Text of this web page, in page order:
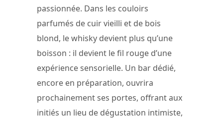
passionnée. Dans les couloirs
parfumés de cuir vieilli et de bois
blond, le whisky devient plus qu’une
boisson : il devient le fil rouge d’une
expérience sensorielle. Un bar dédié,
encore en préparation, ouvrira
prochainement ses portes, offrant aux
initiés un lieu de dégustation intimiste,